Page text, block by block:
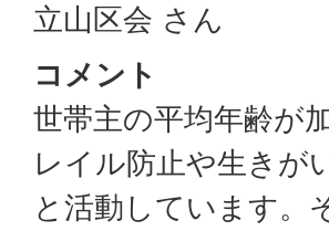
立山区会 さん
コメント
世帯主の平均年齢が
レイル防止や生きが
と活動しています。